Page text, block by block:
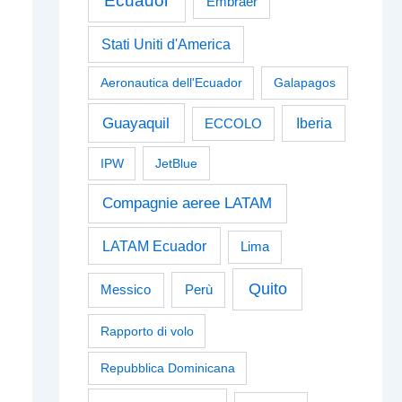
Stati Uniti d'America
Aeronautica dell'Ecuador Galapagos
Guayaquil ECCOLO Iberia
IPW JetBlue
Compagnie aeree LATAM
LATAM Ecuador Lima
Messico Perù Quito
Rapporto di volo
Repubblica Dominicana